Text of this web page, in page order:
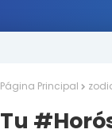
Página Principal
Tu